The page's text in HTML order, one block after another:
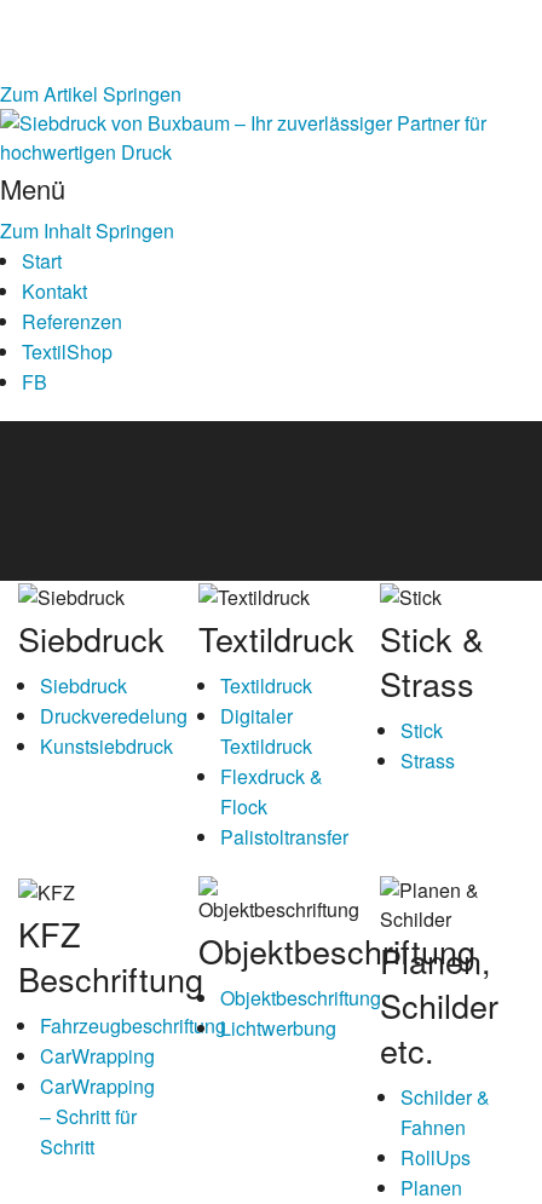
Zum Artikel Springen
Menü
Zum Inhalt Springen
Start
Kontakt
Referenzen
TextilShop
FB
Siebdruck
Siebdruck
Druckveredelung
Kunstsiebdruck
Textildruck
Textildruck
Digitaler
Textildruck
Flexdruck &
Flock
Palistoltransfer
Stick &
Strass
Stick
Strass
KFZ
Beschriftung
Fahrzeugbeschriftung
CarWrapping
CarWrapping
– Schritt für
Schritt
Objektbeschriftung
Objektbeschriftung
Lichtwerbung
Planen,
Schilder
etc.
Schilder &
Fahnen
RollUps
Planen